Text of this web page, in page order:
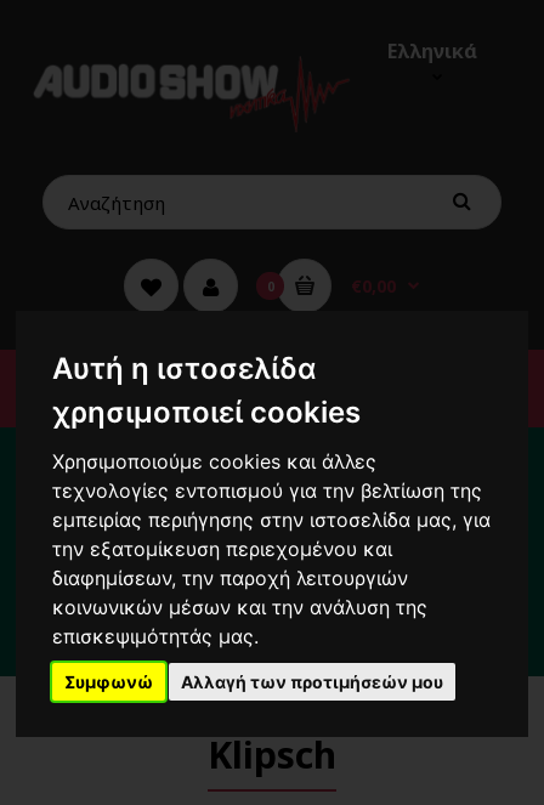
Αυτή η ιστοσελίδα
χρησιμοποιεί cookies
Χρησιμοποιούμε cookies και άλλες
τεχνολογίες εντοπισμού για την βελτίωση της
εμπειρίας περιήγησης στην ιστοσελίδα μας, για
την εξατομίκευση περιεχομένου και
διαφημίσεων, την παροχή λειτουργιών
κοινωνικών μέσων και την ανάλυση της
επισκεψιμότητάς μας.
Συμφωνώ Αλλαγή των προτιμήσεών μου
Ελληνικά
0 €0,00
Μενού
παραγγελίες σας ενδέχεται να
καθυστερήσουν !
Για κάθε σας απορία καλέστε μας στο:
2104222000
3 λεπτάαπό τη στάση μετρό
Klipsch